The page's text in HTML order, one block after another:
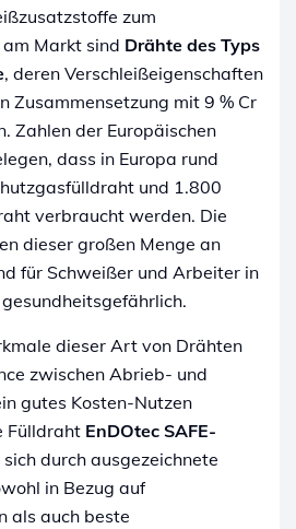
zum
Markt sind Drähte des Typs
, deren Verschleißeigenschaften
Zusammensetzung mit 9 % Cr
Zahlen der Europäischen
dass in Europa rund
und 1.800
verbraucht werden. Die
dieser großen Menge an
für Schweißer und Arbeiter in
dieser Art von Drähten
zwischen Abrieb- und
gutes Kosten-Nutzen
Fülldraht EnDOtec SAFE-
sich durch ausgezeichnete
in Bezug auf
als auch beste